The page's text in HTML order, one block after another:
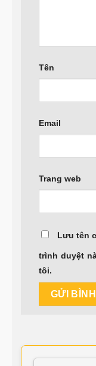
Tên
Email
Trang web
Lưu tên
trình duyệt
tôi.